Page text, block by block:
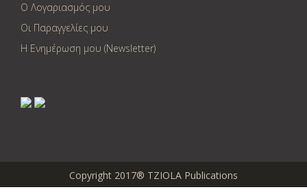
Ο Λογαριασμός μου
Οι Παραγγελίες μου
Η Ενημέρωση μου (Newsletter)
Copyright 2017® TZIOLA Publications